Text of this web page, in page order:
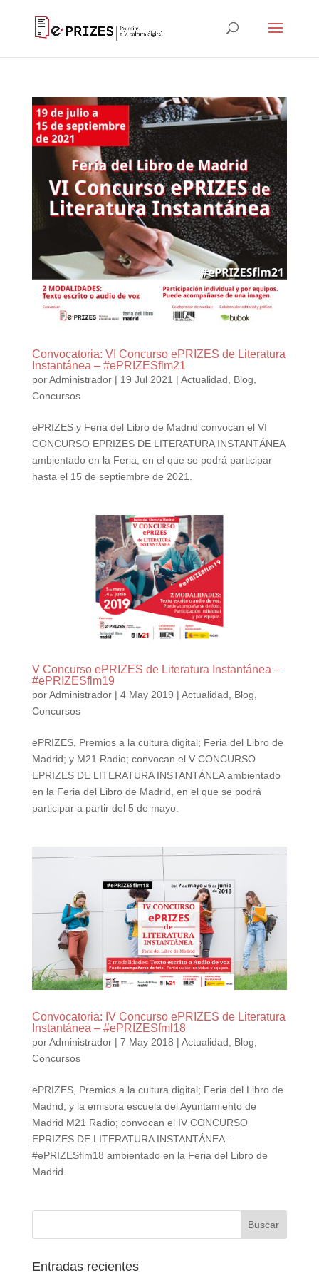
Convocatoria: VI Concurso ePRIZES de Literatura
Instantánea – #ePRIZESflm21
porAdministrador| 19 Jul 2021 | Actualidad Blog
Concursos
ePRIZES y Feria del Libro de Madrid convocan el VI
CONCURSO EPRIZES DE LITERATURA INSTANTÁNEA
ambientado en la Feria, en el que se podrá participar
hasta el 15 de septiembre de 2021.
V Concurso ePRIZES de Literatura Instantánea –
#ePRIZESflm19
porAdministrador| 4 May 2019 | Actualidad Blog
Concursos
ePRIZES, Premios a la cultura digital; Feria del Libro de
Madrid; y M21 Radio; convocan el V CONCURSO
EPRIZES DE LITERATURA INSTANTÁNEA ambientado
en la Feria del Libro de Madrid, en el que se podrá
participar a partir del 5 de mayo.
Convocatoria: IV Concurso ePRIZES de Literatura
Instantánea – #ePRIZESfml18
porAdministrador| 7 May 2018 | Actualidad, Blog,
Concursos
ePRIZES, Premios a la cultura digital; Feria del Libro de
Madrid; y la emisora escuela del Ayuntamiento de
Madrid M21 Radio; convocan el IV CONCURSO
EPRIZES DE LITERATURA INSTANTÁNEA –
#ePRIZESflm18 ambientado en la Feria del Libro de
Madrid.
Entradas recientes